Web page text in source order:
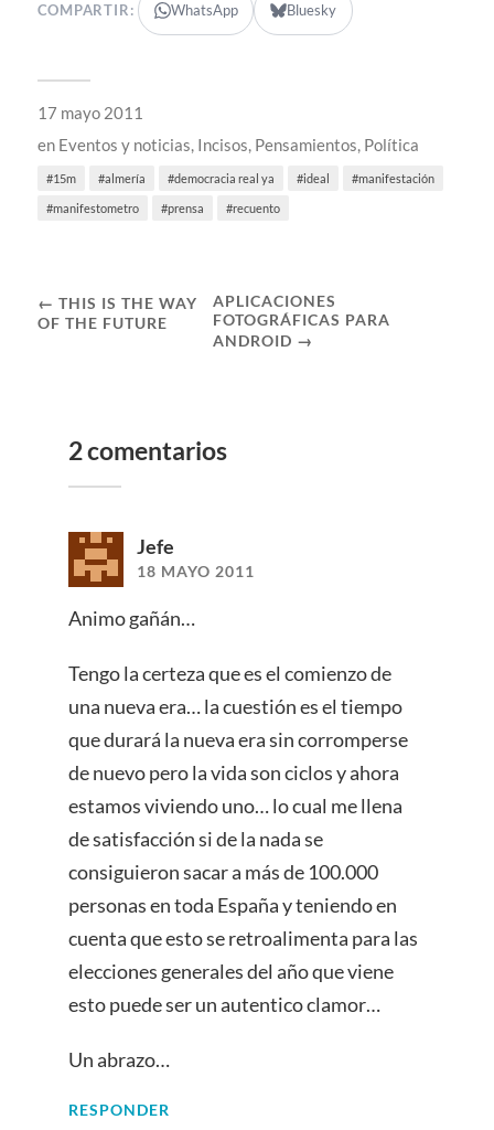
COMPARTIR: WhatsApp Bluesky
17 mayo 2011
en Eventos y noticias, Incisos, Pensamientos, Política
15m almería democracia real ya ideal manifestación
manifestometro prensa recuento
← THIS IS THE WAY
OF THE FUTURE
APLICACIONES
FOTOGRÁFICAS PARA
ANDROID →
2 comentarios
Jefe
18 MAYO 2011
Animo gañán…
Tengo la certeza que es el comienzo de
una nueva era… la cuestión es el tiempo
que durará la nueva era sin corromperse
de nuevo pero la vida son ciclos y ahora
estamos viviendo uno… lo cual me llena
de satisfacción si de la nada se
consiguieron sacar a más de 100.000
personas en toda España y teniendo en
cuenta que esto se retroalimenta para las
elecciones generales del año que viene
esto puede ser un autentico clamor…
Un abrazo…
RESPONDER